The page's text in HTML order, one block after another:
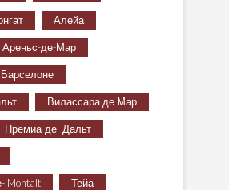
Алейа
Ареньс-де-Мар
Барселоне
Вилассара де Мар
Премиа-де- Дальт
Montalt Тейа